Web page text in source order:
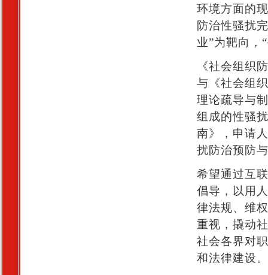
环境方面的
防治性骚扰
业”为靶向，
《社会组织
与《社会组
理论疏导与
组成的性骚
南》，申请
扰防治预防
希望通过互
倡导，以用
律法规、维
重视，撬动
社会各界对
和法律建设。